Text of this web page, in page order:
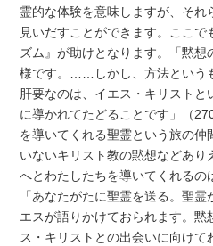
霊的な体験を意味しますが、それ
見いだすことができます。ここ
ズム』が助けとなります。「黙想
様です。……しかし、方法という
肝要なのは、イエス・キリスト
に導かれてたどることです」（
を導いてくれる聖霊という旅の
いないキリスト教の黙想などあ
へとわたしたちを導いてくれるの
「あなたがたに聖霊を送る。聖
エスが語りかけておられます。黙
ス・キリストとの出会いに向けて